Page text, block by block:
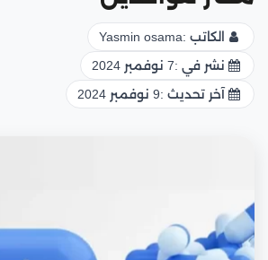
الكاتب :Yasmin osama
نشر في :7 نوفمبر 2024
آخر تحديث :9 نوفمبر 2024